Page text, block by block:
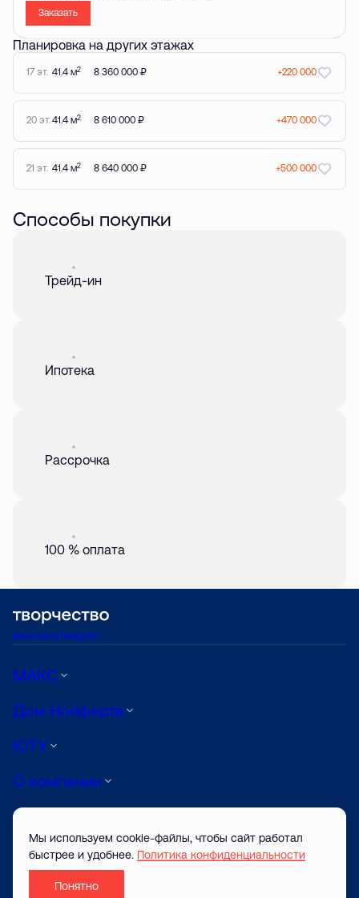
Заказать
Планировка на других этажах
17 эт. 41.4 м2 8 360 000 ₽ +220 000
20 эт.41.4 м2 8 610 000 ₽ +470 000
21 эт. 41.4 м2 8 640 000 ₽ +500 000
Способы покупки
Трейд-ин
Ипотека
Рассрочка
100 % оплата
ВконтактеTelegram
МАКС
Дом Нойферта
ЮТУ
О компании
Луиджи
АРТ
© ТВОРЧЕСТВО САЙТ ЗАСТРОЙЩИКА 2026
Мы используем cookie-файлы, чтобы сайт работал
быстрее и удобнее. Политика конфиденциальности
Понятно